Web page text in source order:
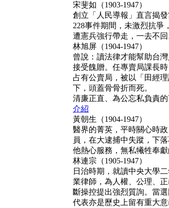
宋斐如（1903-1947）
創立「人民導報」直言揭
228事件期間，未激烈抗爭
遭憲兵強行帶走，一去不回
林旭屏（1904-1947）
曾說：讀法律才能幫助台
接受餽贈。任專賣局課長
占有公賣局，被以「田經
下，頭蓋骨骨折而死。
清廉正直、為公忘私負責
介紹
黃朝生（1904-1947）
醫界的菁英，平時關心時
員，在大逮捕中失蹤，下
他熱心服務，無私犧牲奉
林連宗（1905-1947）
日治時期，就讀中央大學
業律師，為人權、公理、
斷操控提出強烈質詢。當
代表亦是歷史上留有重大